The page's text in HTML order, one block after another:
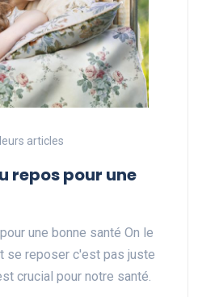
articles
repos pour une
une bonne santé On le
se reposer c'est pas juste
crucial pour notre santé.